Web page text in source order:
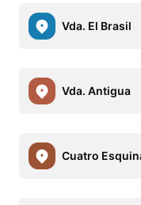
Vda. El Brasil
Vda. Antigua
Cuatro